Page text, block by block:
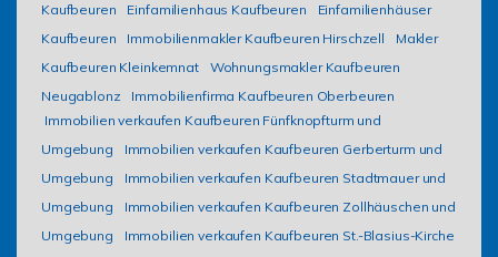
Kaufbeuren
Einfamilienhaus Kaufbeuren
Einfamilienhäuser
Kaufbeuren
Immobilienmakler Kaufbeuren Hirschzell
Makler
Kaufbeuren Kleinkemnat
Wohnungsmakler Kaufbeuren
Neugablonz
Immobilienfirma Kaufbeuren Oberbeuren
Immobilien verkaufen Kaufbeuren Fünfknopfturm und
Umgebung
Immobilien verkaufen Kaufbeuren Gerberturm und
Umgebung
Immobilien verkaufen Kaufbeuren Stadtmauer und
Umgebung
Immobilien verkaufen Kaufbeuren Zollhäuschen und
Umgebung
Immobilien verkaufen Kaufbeuren St.-Blasius-Kirche